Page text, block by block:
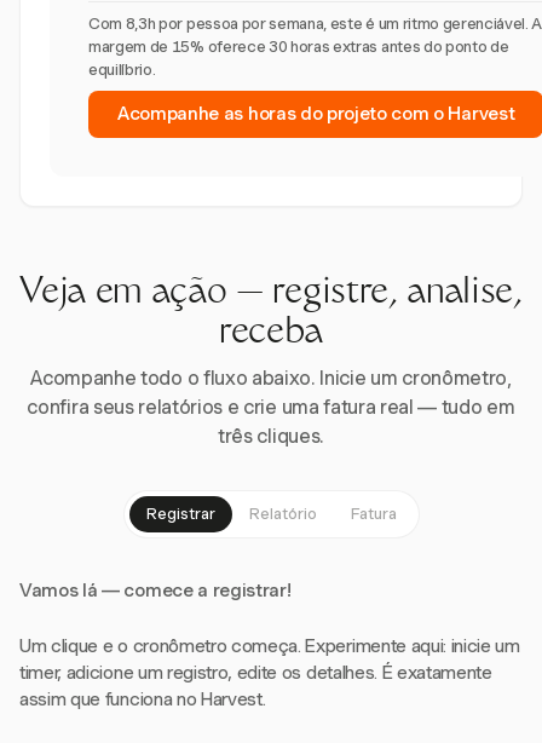
Com 8,3h por pessoa por semana, este é um ritmo gerenciável. A
margem de 15% oferece 30 horas extras antes do ponto de
equilíbrio.
Acompanhe as horas do projeto com o Harvest
Veja em ação — registre, analise,
receba
Acompanhe todo o fluxo abaixo. Inicie um cronômetro,
confira seus relatórios e crie uma fatura real — tudo em
três cliques.
Registrar Relatório Fatura
Vamos lá — comece a registrar!
Um clique e o cronômetro começa. Experimente aqui: inicie um
timer, adicione um registro, edite os detalhes. É exatamente
assim que funciona no Harvest.